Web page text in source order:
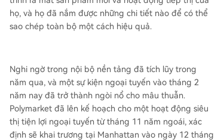
họ, và họ đã nắm được những chi tiết nào để có thể
sao chép toàn bộ một cách hiệu quả.
Nghi ngờ trong nội bộ nền tảng đã tích lũy trong
năm qua, và một sự kiện ngoại tuyến vào tháng 2
năm nay đã trở thành ngòi nổ cho mâu thuẫn.
Polymarket đã lên kế hoạch cho một hoạt động siêu
thị tiện lợi ngoại tuyến từ tháng 11 năm ngoái, xác
định sẽ khai trương tại Manhattan vào ngày 12 tháng